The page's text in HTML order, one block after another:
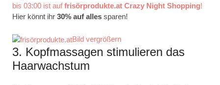
bis 03:00 ist auffrisörprodukte.at Crazy Night Shopping!
Hier könnt ihr 30% auf alles sparen!
Bild vergrößern
3. Kopfmassagen stimulieren das
Haarwachstum